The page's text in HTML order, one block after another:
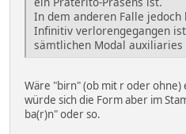
In dem anderen Falle
Infinitiv verlorengegangen
sämtlichen Modal auxiliaries
Wäre "birn" (ob mit r oder ohne)
würde sich die Form aber im
ba(r)n" oder so.